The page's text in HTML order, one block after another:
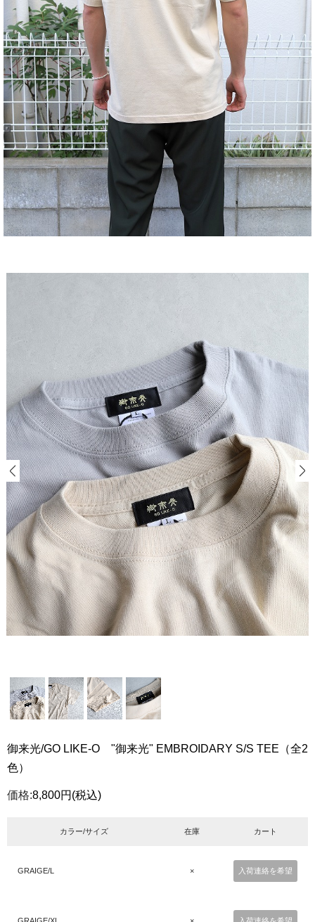
御来光/GO LIKE-O "御来光" EMBROIDARY S/S TEE（全2
色）
価格:8,800円 (税込)
カラー/サイズ 在庫 カート
GRAIGE/L × 入荷連絡を希望